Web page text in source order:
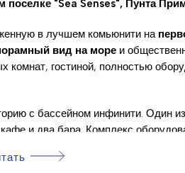
поселке "Sea Senses", Пунта
в лучшем комьюнити на
вид на море и
комнат, гостиной, полностью
с бассейном инфинити. Один
и два бара. Комплекс
Wi-Fi, а также подземная